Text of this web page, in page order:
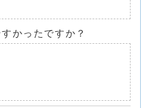
かったですか？